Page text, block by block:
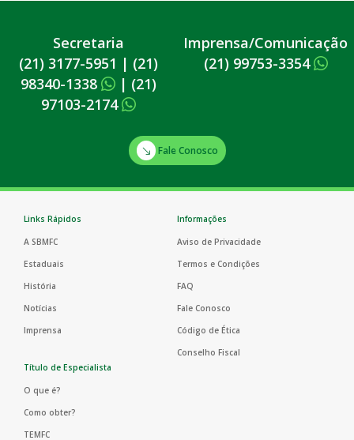
Secretaria
(21) 3177-5951 | (21)
98340-1338
| (21)
97103-2174
Imprensa/Comunicação
(21) 99753-3354
Fale Conosco
Links Rápidos
A SBMFC
Estaduais
História
Notícias
Imprensa
Informações
Aviso de Privacidade
Termos e Condições
FAQ
Fale Conosco
Código de Ética
Conselho Fiscal
Título de Especialista
O que é?
Como obter?
TEMFC